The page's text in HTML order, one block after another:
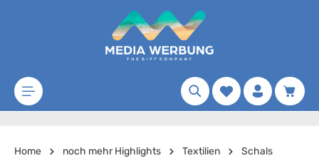
Zum Hauptinhalt springen
Merkzettel
Home noch mehr Highlights Textilien Schals